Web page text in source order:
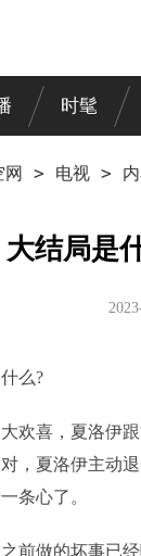
时髦
> 电视 >
大结局是
么?
大欢喜，夏洛伊
，夏洛伊主动
条心了。
前做的坏事已